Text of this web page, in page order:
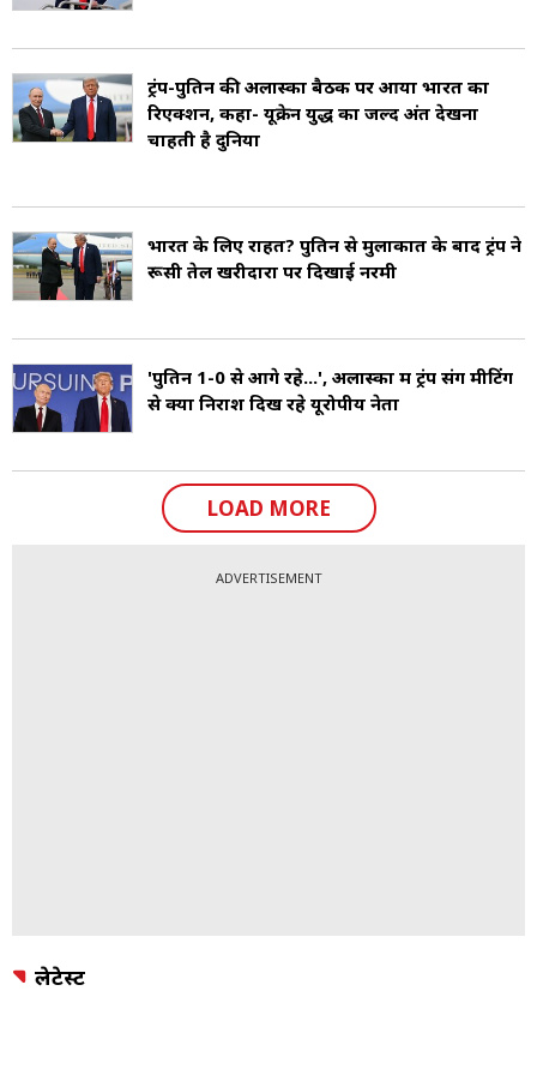
ट्रंप-पुतिन की अलास्का बैठक पर आया भारत का
रिएक्शन, कहा- यूक्रेन युद्ध का जल्द अंत देखना
चाहती है दुनिया
भारत के लिए राहत? पुतिन से मुलाकात के बाद ट्रंप ने
रूसी तेल खरीदारों पर दिखाई नरमी
'पुतिन 1-0 से आगे रहे...', अलास्का में ट्रंप संग मीटिंग
से क्यों निराश दिख रहे यूरोपीय नेता
LOAD MORE
ADVERTISEMENT
लेटेस्ट